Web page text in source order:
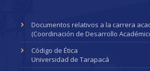
Documentos relativos a la carrera
(Coordinación de Desarrollo
Código de Ética
Universidad de Tarapacá